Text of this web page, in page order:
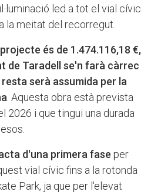
led a tot el vial cívic
la meitat del recorregut.
és de 1.474.116,18 €,
de Taradell se'n farà càrrec
serà assumida per la
. Aquesta obra està prevista
2026 i que tingui una durada
d'una primera fase per
vial cívic fins a la rotonda
Park, ja que per l'elevat